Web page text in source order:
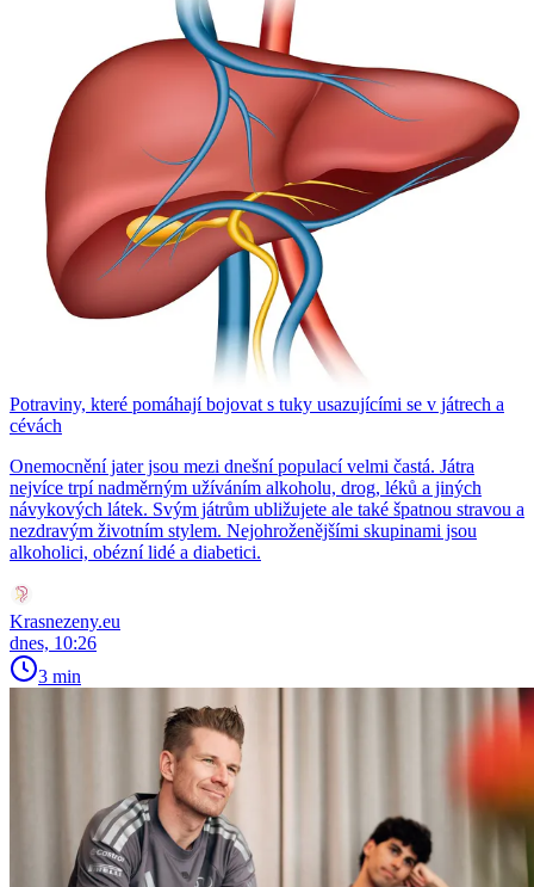
Potraviny, které pomáhají bojovat s tuky usazujícími se v játrech a
cévách
Onemocnění jater jsou mezi dnešní populací velmi častá. Játra
nejvíce trpí nadměrným užíváním alkoholu, drog, léků a jiných
návykových látek. Svým játrům ubližujete ale také špatnou stravou a
nezdravým životním stylem. Nejohroženějšími skupinami jsou
alkoholici, obézní lidé a diabetici.
Krasnezeny.eu
dnes, 10:26
3 min